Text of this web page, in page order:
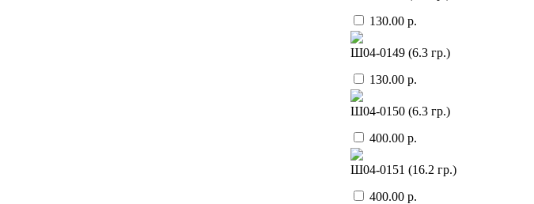
130.00 р.
Ш04-0149 (6.3 гр.)
130.00 р.
Ш04-0150 (6.3 гр.)
400.00 р.
Ш04-0151 (16.2 гр.)
400.00 р.